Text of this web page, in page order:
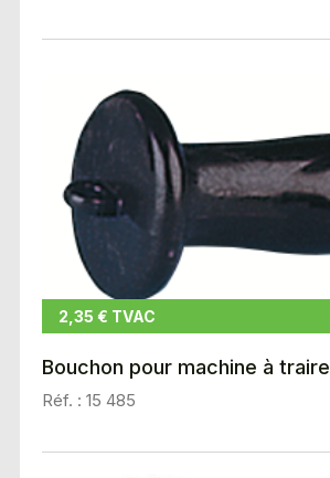
2,35 € TVAC
Bouchon pour machine à traire
Réf. : 15 485